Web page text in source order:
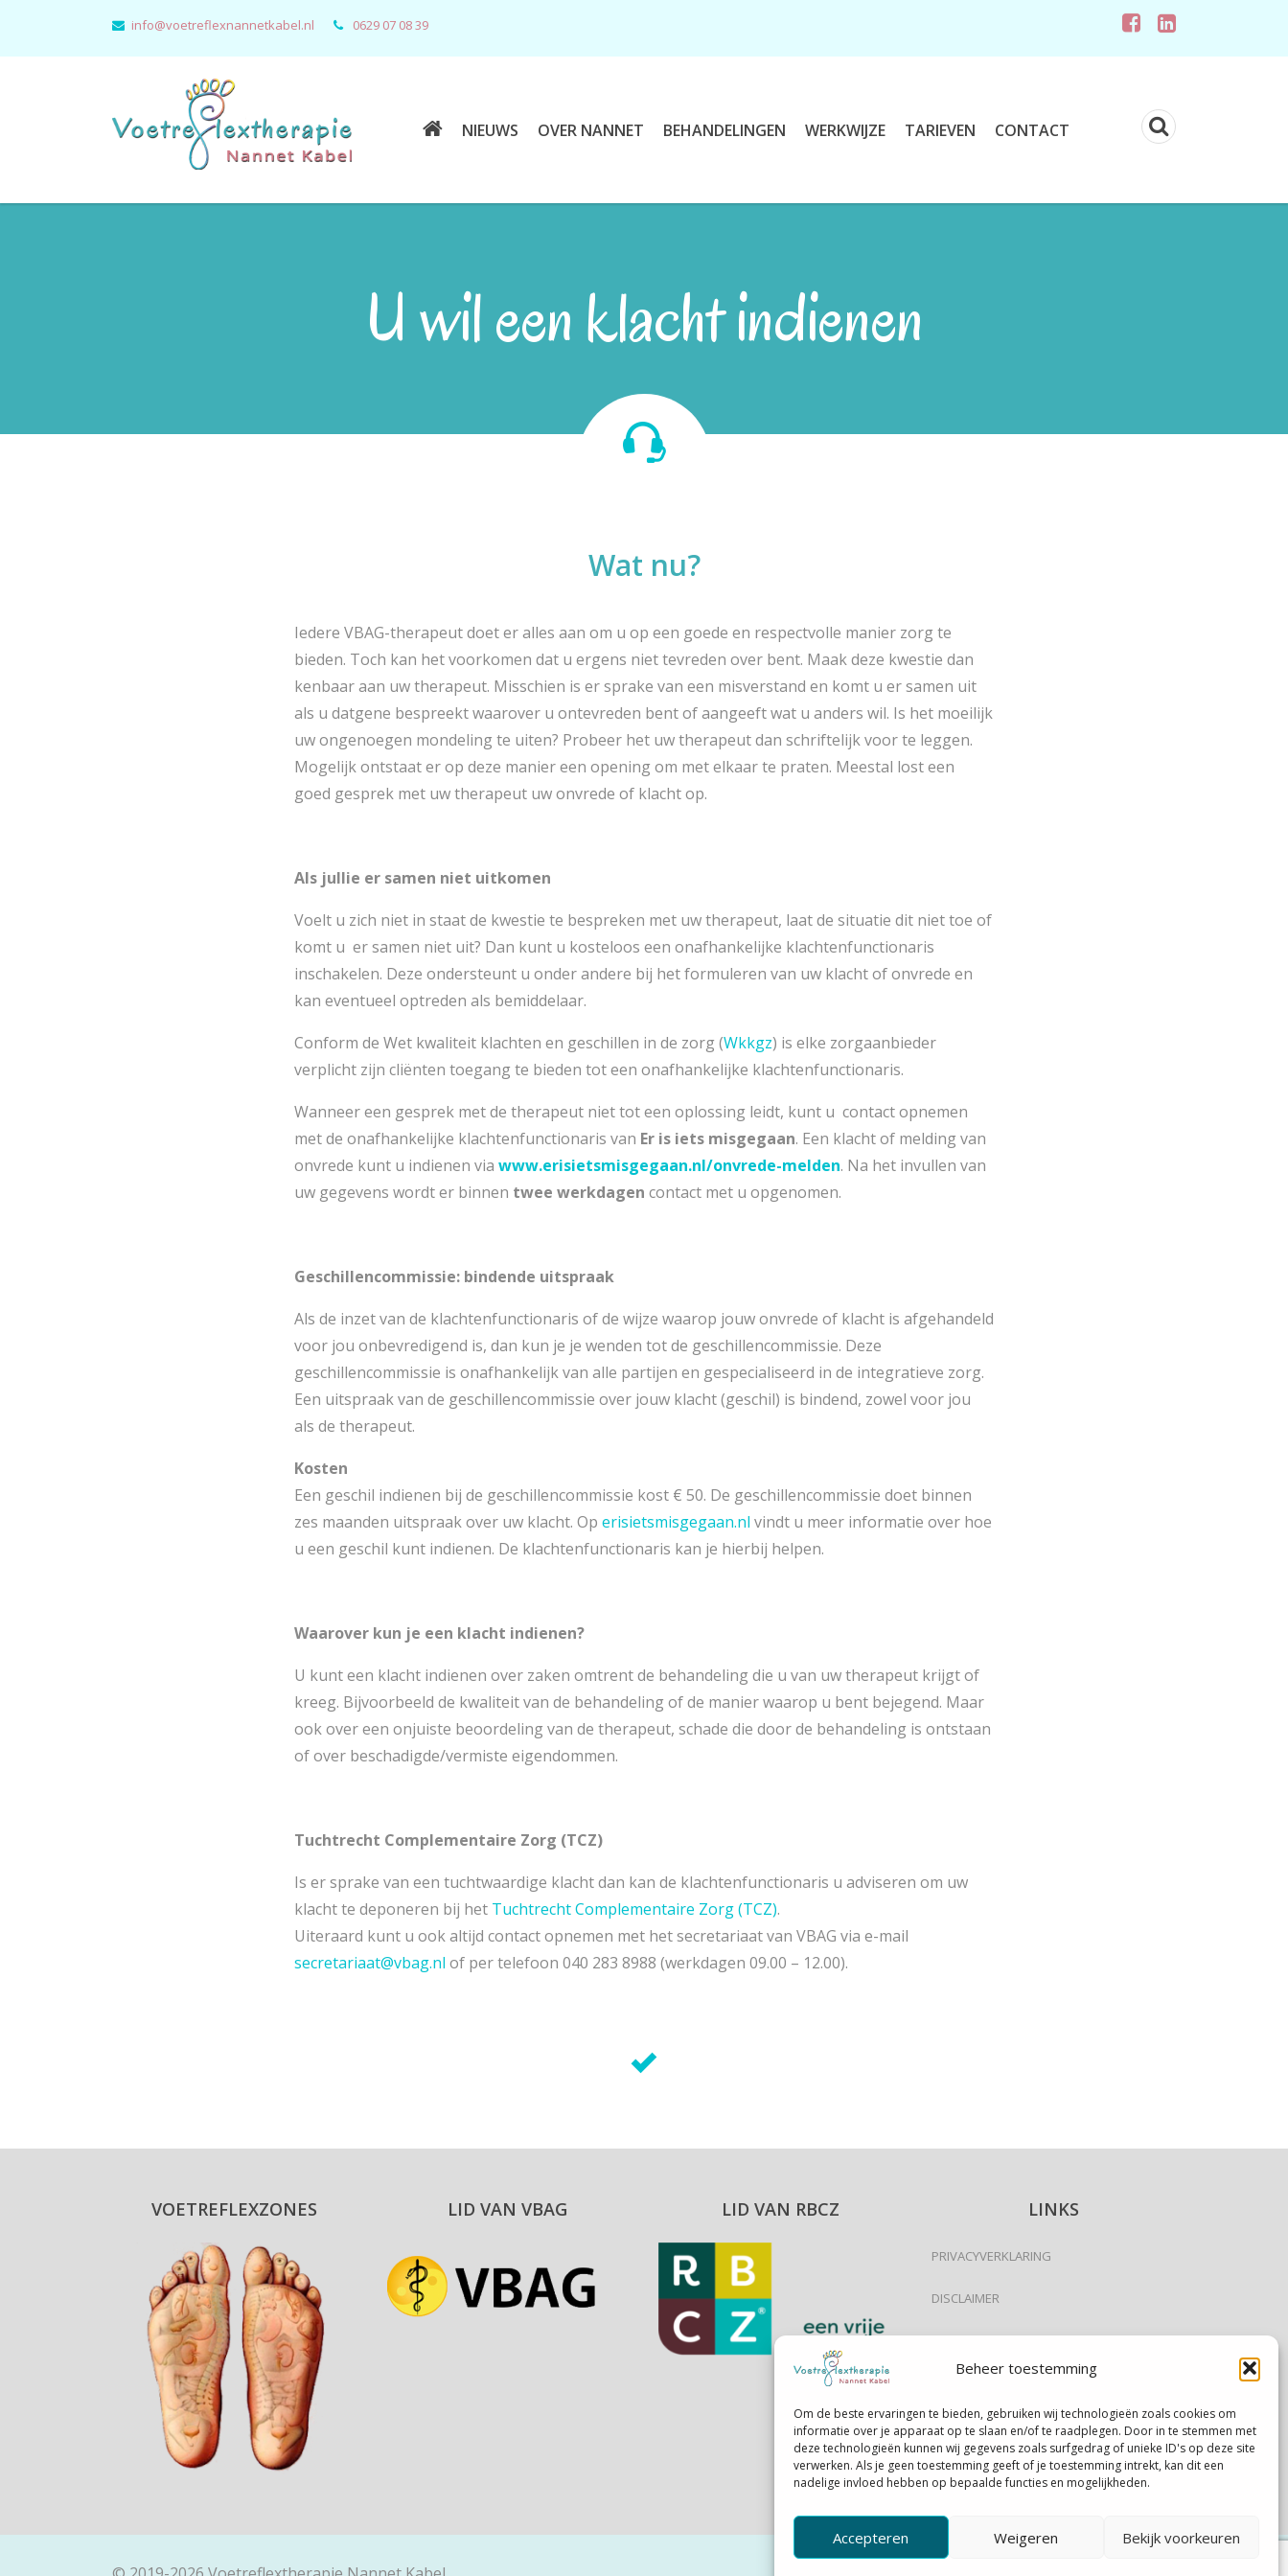
Beheer toestemming
Om de beste ervaringen te bieden, gebruiken wij technologieën zoals cookies om
informatie over je apparaat op te slaan en/of te raadplegen. Door in te stemmen met
deze technologieën kunnen wij gegevens zoals surfgedrag of unieke ID's op deze site
verwerken. Als je geen toestemming geeft of je toestemming intrekt, kan dit een
nadelige invloed hebben op bepaalde functies en mogelijkheden.
Accepteren Weigeren Bekijk voorkeuren
info@voetreflexnannetkabel.nl 0629 07 08 39
NIEUWS OVER NANNET BEHANDELINGEN WERKWIJZE TARIEVEN CONTACT
U wil een klacht indienen
Wat nu?
Iedere VBAG-therapeut doet er alles aan om u op een goede en respectvolle manier zorg te
bieden. Toch kan het voorkomen dat u ergens niet tevreden over bent. Maak deze kwestie dan
kenbaar aan uw therapeut. Misschien is er sprake van een misverstand en komt u er samen uit
als u datgene bespreekt waarover u ontevreden bent of aangeeft wat u anders wil. Is het moeilijk
uw ongenoegen mondeling te uiten? Probeer het uw therapeut dan schriftelijk voor te leggen.
Mogelijk ontstaat er op deze manier een opening om met elkaar te praten. Meestal lost een
goed gesprek met uw therapeut uw onvrede of klacht op.
Als jullie er samen niet uitkomen
Voelt u zich niet in staat de kwestie te bespreken met uw therapeut, laat de situatie dit niet toe of
komt u er samen niet uit? Dan kunt u kosteloos een onafhankelijke klachtenfunctionaris
inschakelen. Deze ondersteunt u onder andere bij het formuleren van uw klacht of onvrede en
kan eventueel optreden als bemiddelaar.
Conform de Wet kwaliteit klachten en geschillen in de zorg (Wkkgz) is elke zorgaanbieder
verplicht zijn cliënten toegang te bieden tot een onafhankelijke klachtenfunctionaris.
Wanneer een gesprek met de therapeut niet tot een oplossing leidt, kunt u contact opnemen
met de onafhankelijke klachtenfunctionaris van Er is iets misgegaan. Een klacht of melding van
onvrede kunt u indienen via www.erisietsmisgegaan.nl/onvrede-melden. Na het invullen van
uw gegevens wordt er binnen twee werkdagen contact met u opgenomen.
Geschillencommissie: bindende uitspraak
Als de inzet van de klachtenfunctionaris of de wijze waarop jouw onvrede of klacht is afgehandeld
voor jou onbevredigend is, dan kun je je wenden tot de geschillencommissie. Deze
geschillencommissie is onafhankelijk van alle partijen en gespecialiseerd in de integratieve zorg.
Een uitspraak van de geschillencommissie over jouw klacht (geschil) is bindend, zowel voor jou
als de therapeut.
Kosten
Een geschil indienen bij de geschillencommissie kost € 50. De geschillencommissie doet binnen
zes maanden uitspraak over uw klacht. Op erisietsmisgegaan.nl vindt u meer informatie over hoe
u een geschil kunt indienen. De klachtenfunctionaris kan je hierbij helpen.
Waarover kun je een klacht indienen?
U kunt een klacht indienen over zaken omtrent de behandeling die u van uw therapeut krijgt of
kreeg. Bijvoorbeeld de kwaliteit van de behandeling of de manier waarop u bent bejegend. Maar
ook over een onjuiste beoordeling van de therapeut, schade die door de behandeling is ontstaan
of over beschadigde/vermiste eigendommen.
Tuchtrecht Complementaire Zorg (TCZ)
Is er sprake van een tuchtwaardige klacht dan kan de klachtenfunctionaris u adviseren om uw
klacht te deponeren bij het Tuchtrecht Complementaire Zorg (TCZ).
Uiteraard kunt u ook altijd contact opnemen met het secretariaat van VBAG via e-mail
secretariaat@vbag.nl of per telefoon 040 283 8988 (werkdagen 09.00 – 12.00).
VOETREFLEXZONES LID VAN VBAG LID VAN RBCZ LINKS
PRIVACYVERKLARING
DISCLAIMER
EEN AFSPRAAK MAKEN
U WILT EEN KLACHT INDIENEN?
ALGEMENE VOORWAARDEN